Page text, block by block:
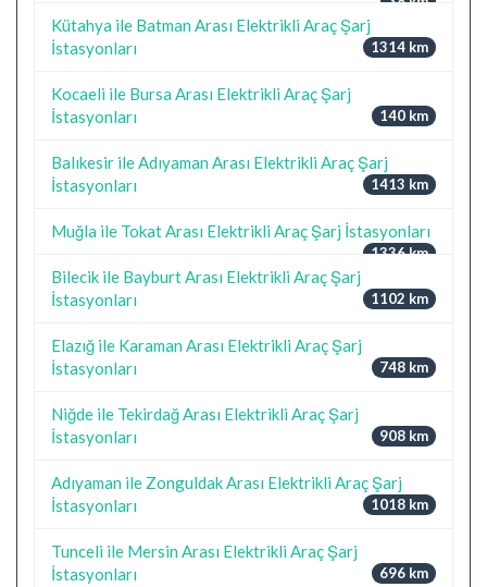
Kütahya ile Batman Arası Elektrikli Araç Şarj
İstasyonları
1314 km
Kocaeli ile Bursa Arası Elektrikli Araç Şarj
İstasyonları
140 km
Balıkesir ile Adıyaman Arası Elektrikli Araç Şarj
İstasyonları
1413 km
Muğla ile Tokat Arası Elektrikli Araç Şarj İstasyonları
1336 km
Bilecik ile Bayburt Arası Elektrikli Araç Şarj
İstasyonları
1102 km
Elazığ ile Karaman Arası Elektrikli Araç Şarj
İstasyonları
748 km
Niğde ile Tekirdağ Arası Elektrikli Araç Şarj
İstasyonları
908 km
Adıyaman ile Zonguldak Arası Elektrikli Araç Şarj
İstasyonları
1018 km
Tunceli ile Mersin Arası Elektrikli Araç Şarj
İstasyonları
696 km